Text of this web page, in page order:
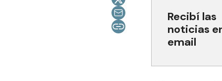
Recibí las
noticias
email